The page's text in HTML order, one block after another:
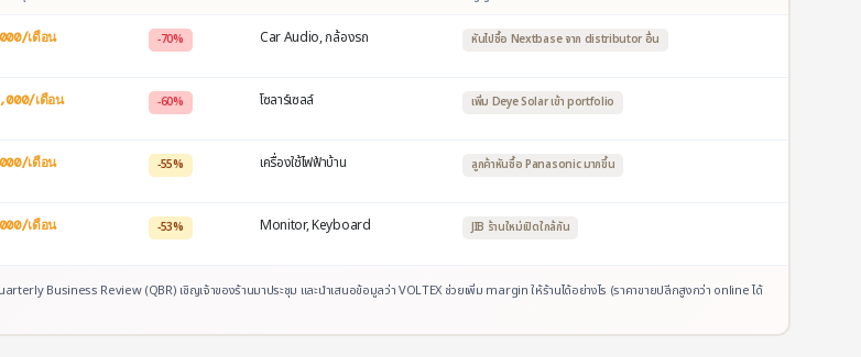
เดือน −70% Car Audio, กล้องรถ หันไปซื้อ Nextbase จาก distributor อื่น
เดือน −60% โซลาร์เซลล์ เพิ่ม Deye Solar เข้า portfolio
เดือน −55% เครื่องใช้ไฟฟ้าบ้าน ลูกค้าหันซื้อ Panasonic มากขึ้น
เดือน −53% Monitor, Keyboard JIB ร้านใหม่เปิดใกล้กัน
Business Review (QBR) เชิญเจ้าของร้านมาประชุม และนำเสนอข้อมูลว่า VOLTEX ช่วยเพิ่ม margin ให้ร้านได้อย่างไร (ราคาขายปลีกสูงกว่า online ได้